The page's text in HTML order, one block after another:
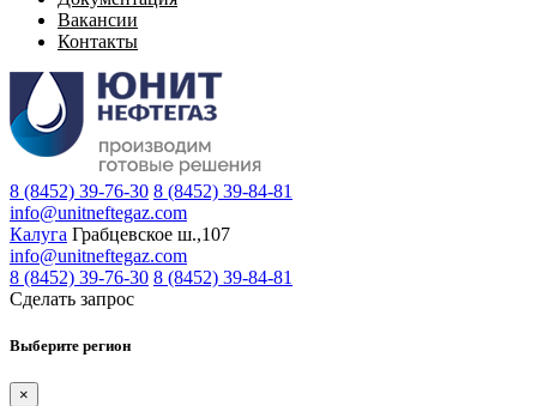
Вакансии
Контакты
8 (8452) 39-76-30 8 (8452) 39-84-81
info@unitneftegaz.com
Калуга Грабцевское ш.,107
info@unitneftegaz.com
8 (8452) 39-76-30 8 (8452) 39-84-81
Сделать запрос
Выберите регион
×